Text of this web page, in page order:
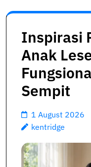
Inspirasi
Anak
Sempit
1 August 2026
kentridge